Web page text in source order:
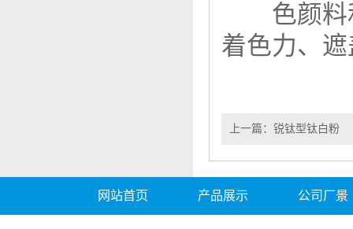
色颜料和
着色力、
上一篇： 锐钛型钛白粉
网站首页 产品展示 公司厂景